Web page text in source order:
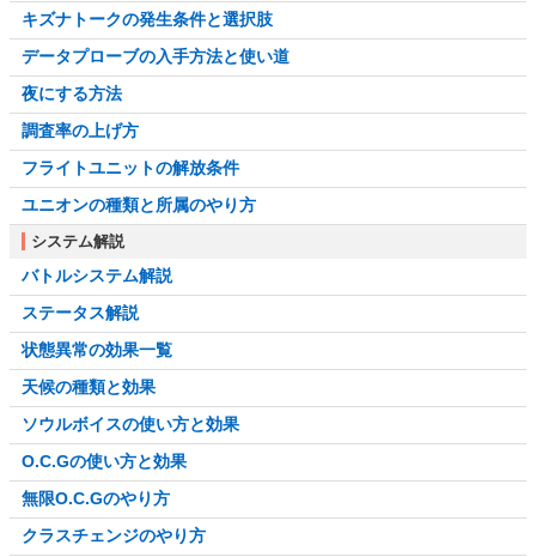
キズナトークの発生条件と選択肢
データプローブの入手方法と使い道
夜にする方法
調査率の上げ方
フライトユニットの解放条件
ユニオンの種類と所属のやり方
システム解説
バトルシステム解説
ステータス解説
状態異常の効果一覧
天候の種類と効果
ソウルボイスの使い方と効果
O.C.Gの使い方と効果
無限O.C.Gのやり方
クラスチェンジのやり方